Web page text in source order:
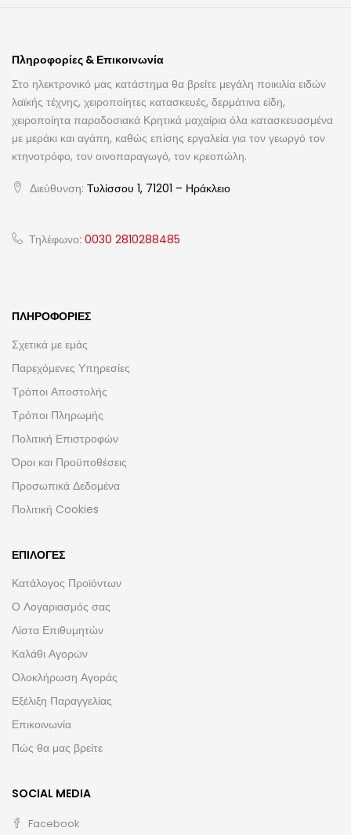
Πληροφορίες & Επικοινωνία
Στο ηλεκτρονικό μας κατάστημα θα βρείτε μεγάλη ποικιλία ειδών
λαϊκής τέχνης, χειροποίητες κατασκευές, δερμάτινα είδη,
χειροποίητα παραδοσιακά Κρητικά μαχαίρια όλα κατασκευασμένα
με μεράκι και αγάπη, καθώς επίσης εργαλεία για τον γεωργό τον
κτηνοτρόφο, τον οινοπαραγωγό, τον κρεοπώλη.
Διεύθυνση: Τυλίσσου 1, 71201 – Ηράκλειο
Τηλέφωνο: 0030 2810288485
ΠΛΗΡΟΦΟΡΊΕΣ
Σχετικά με εμάς
Παρεχόμενες Υπηρεσίες
Τρόποι Αποστολής
Τρόποι Πληρωμής
Πολιτική Επιστροφών
Όροι και Προϋποθέσεις
Προσωπικά Δεδομένα
Πολιτική Cookies
ΕΠΙΛΟΓΈΣ
Κατάλογος Προϊόντων
Ο Λογαριασμός σας
Λίστα Επιθυμητών
Καλάθι Αγορών
Ολοκλήρωση Αγοράς
Εξέλιξη Παραγγελίας
Επικοινωνία
Πώς θα μας βρείτε
SOCIAL MEDIA
Facebook